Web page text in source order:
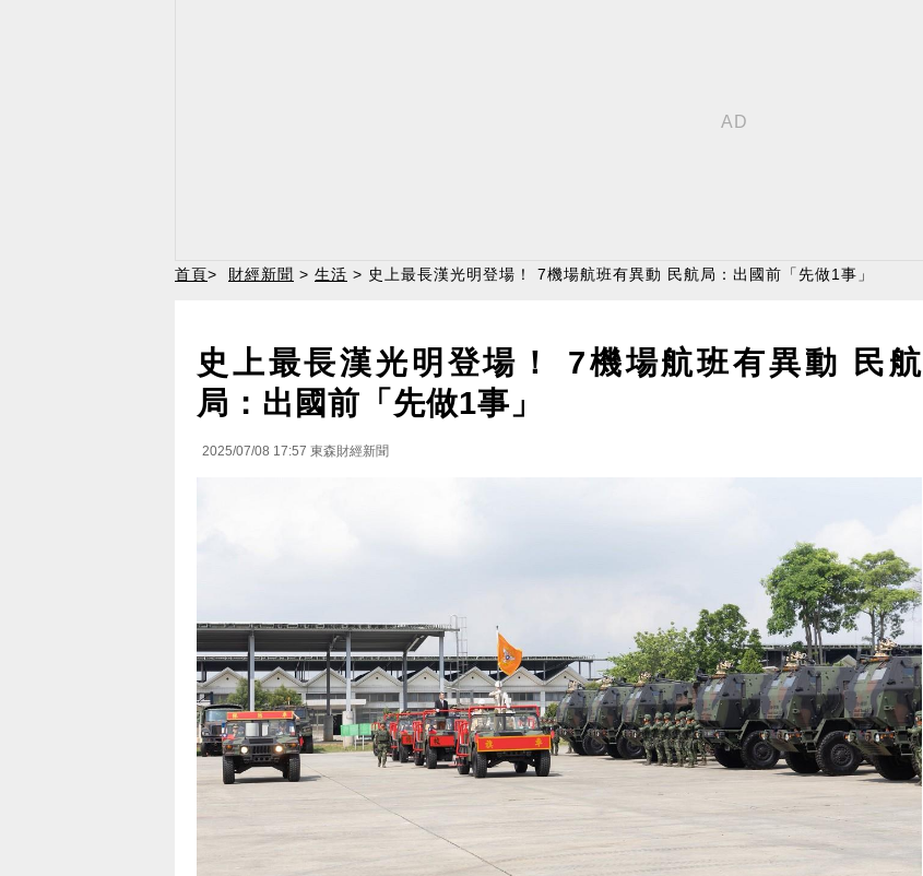
首頁> 財經新聞 > 生活 > 史上最長漢光明登場！ 7機場航班有異動 民航局：出國前「先做1事」
史上最長漢光明登場！ 7機場航班有異動 民航
局：出國前「先做1事」
2025/07/08 17:57 東森財經新聞